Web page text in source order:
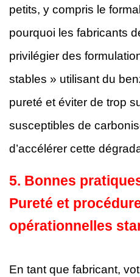
petits, y compris le
pourquoi les fabricants
privilégier des
stables » utilisant du
pureté et éviter de trop
susceptibles de
d’accélérer cette
5. Bonnes
Pureté et
opérationnelles
En tant que fabricant,